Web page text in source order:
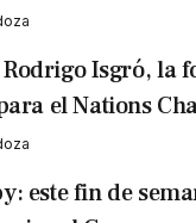
Rodrigo Isgró, la
el Nations
este fin de